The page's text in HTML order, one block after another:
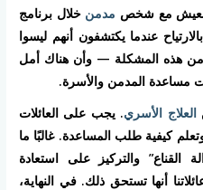
العيش مع شخص مدمن خلال برنامج
عندما يكتشفون أنهم ليسوا
من هذه المشكلة — وأن هناك أمل
مساعدة المدمن والأسرة.
العلاج الأسري. يجب على العائلات
كيفية طلب المساعدة. غالبًا ما
القناع” والتركيز على استعادة
أنها تستحق ذلك. في النهاية،